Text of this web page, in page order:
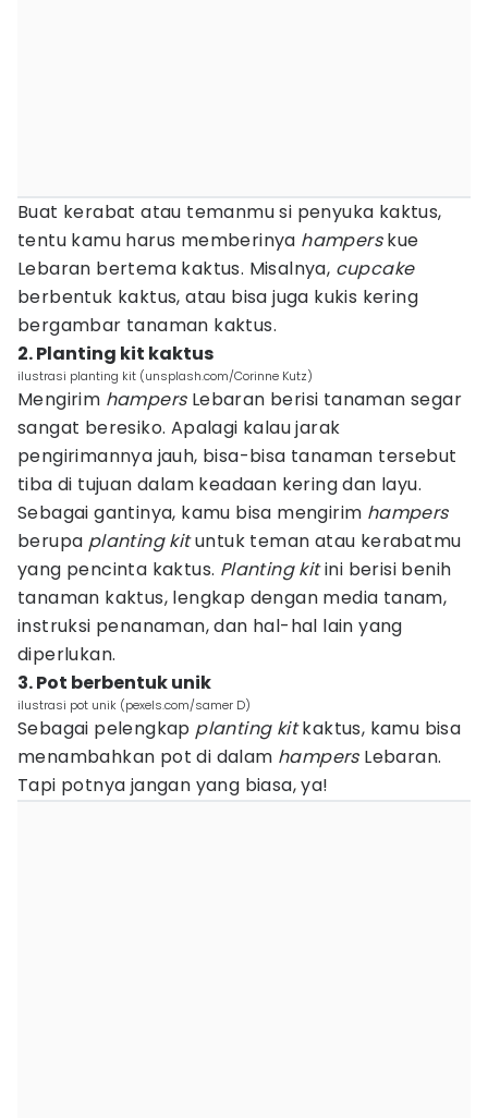
Buat kerabat atau temanmu si penyuka kaktus,
tentu kamu harus memberinya hamperskue
Lebaran bertema kaktus. Misalnya, cupcake
berbentuk kaktus, atau bisa juga kukis kering
bergambar tanaman kaktus.
2. Planting kit kaktus
ilustrasi planting kit (unsplash.com/Corinne Kutz)
Mengirim hampersLebaran berisi tanaman segar
sangat beresiko. Apalagi kalau jarak
pengirimannya jauh, bisa-bisa tanaman tersebut
tiba di tujuan dalam keadaan kering dan layu.
Sebagai gantinya, kamu bisa mengirim hampers
berupa planting kituntuk teman atau kerabatmu
yang pencinta kaktus. Planting kitini berisi benih
tanaman kaktus, lengkap dengan media tanam,
instruksi penanaman, dan hal-hal lain yang
diperlukan.
3. Pot berbentuk unik
ilustrasi pot unik (pexels.com/samer D)
Sebagai pelengkap planting kitkaktus, kamu bisa
menambahkan pot di dalam hampersLebaran.
Tapi potnya jangan yang biasa, ya!